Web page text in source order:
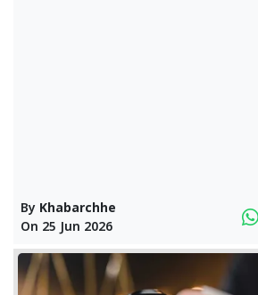
By Khabarchhe
On 25 Jun 2026